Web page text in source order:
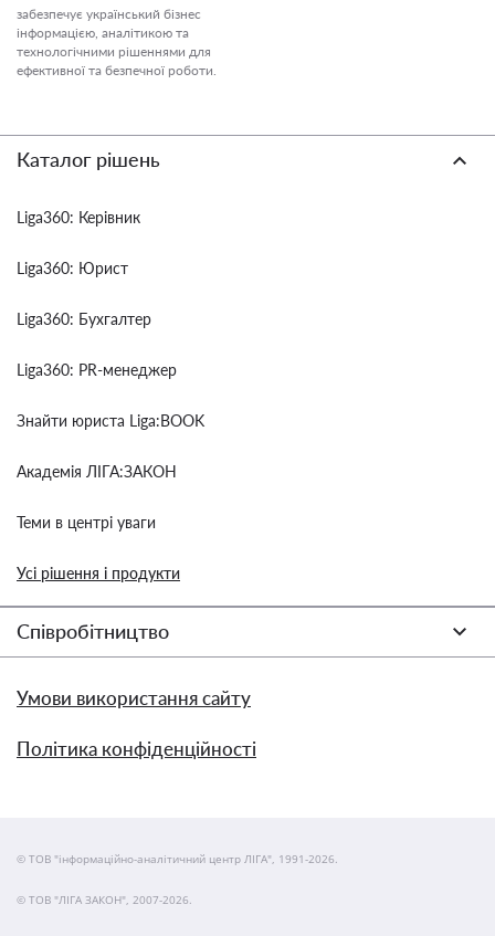
забезпечує український бізнес
інформацією, аналітикою та
технологічними рішеннями для
ефективної та безпечної роботи.
Каталог рішень
Liga360: Керівник
Liga360: Юрист
Liga360: Бухгалтер
Liga360: PR-менеджер
Знайти юриста Liga:BOOK
Академія ЛІГА:ЗАКОН
Теми в центрі уваги
Усі рішення і продукти
Співробітництво
Умови використання сайту
Політика конфіденційності
© ТОВ "інформаційно-аналітичний центр ЛІГА", 1991-2026.
© ТОВ "ЛІГА ЗАКОН", 2007-2026.